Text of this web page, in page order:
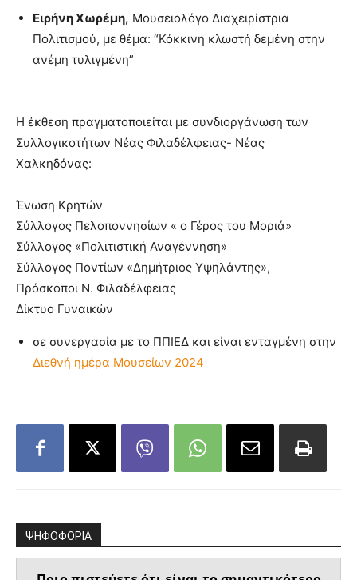
Ειρήνη Χωρέμη, Μουσειολόγο Διαχειρίστρια
Πολιτισμού, με θέμα: “Κόκκινη κλωστή δεμένη στην
ανέμη τυλιγμένη”
Η έκθεση πραγματοποιείται με συνδιοργάνωση των
Συλλογικοτήτων Νέας Φιλαδέλφειας- Νέας
Χαλκηδόνας:
Ένωση Κρητών
Σύλλογος Πελοποννησίων « ο Γέρος του Μοριά»
Σύλλογος «Πολιτιστική Αναγέννηση»
Σύλλογος Ποντίων «Δημήτριος Υψηλάντης»,
Πρόσκοποι Ν. Φιλαδέλφειας
Δίκτυο Γυναικών
σε συνεργασία με το ΠΠΙΕΔ και είναι ενταγμένη στην
Διεθνή ημέρα Μουσείων 2024
ΨΗΦΟΦΟΡΙΑ